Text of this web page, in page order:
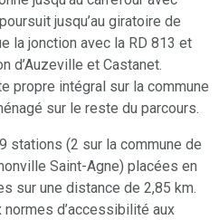
jusqu’au giratoire de
la jonction avec la RD 813 et
d’Auzeville et Castanet.
propre intégral sur la commune
sur le reste du parcours.
stations (2 sur la commune de
Saint-Agne) placées en
sur une distance de 2,85 km.
d’accessibilité aux